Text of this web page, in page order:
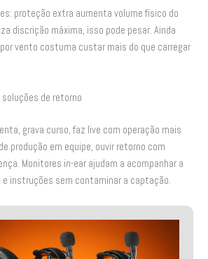
proteção extra aumenta volume físico do
discrição máxima, isso pode pesar. Ainda
vento costuma custar mais do que carregar
de retorno
grava curso, faz live com operação mais
produção em equipe, ouvir retorno com
Monitores in-ear ajudam a acompanhar a
e instruções sem contaminar a captação.